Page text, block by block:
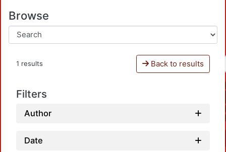
Browse
1 results Back to results
Filters
Author
Date